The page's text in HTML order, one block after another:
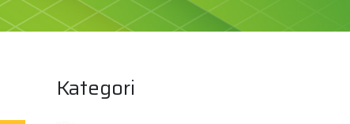
Kategori